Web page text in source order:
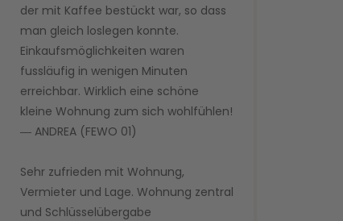
der mit Kaffee bestückt war, so dass
man gleich loslegen konnte.
Einkaufsmöglichkeiten waren
fussläufig in wenigen Minuten
erreichbar. Wirklich eine schöne
kleine Wohnung zum sich wohlfühlen!
― ANDREA (FEWO 01)
Sehr zufrieden mit Wohnung,
Vermieter und Lage. Wohnung zentral
und Schlüsselübergabe